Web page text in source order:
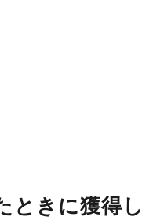
ときに獲得